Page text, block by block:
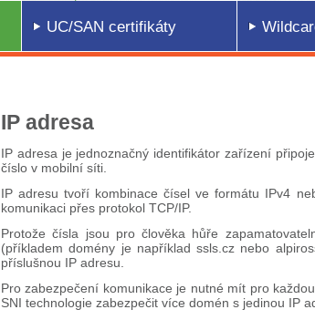
UC/SAN certifikáty
IP adresa
IP adresa je jednoznačný identifikátor zařízení
číslo v mobilní síti.
IP adresu tvoří kombinace čísel ve formátu IPv4
komunikaci přes protokol TCP/IP.
Protože čísla jsou pro člověka hůře
(příkladem domény je například ssls.cz nebo
příslušnou IP adresu.
Pro zabezpečení komunikace je nutné mít pro
SNI technologie zabezpečit více domén s jedinou IP